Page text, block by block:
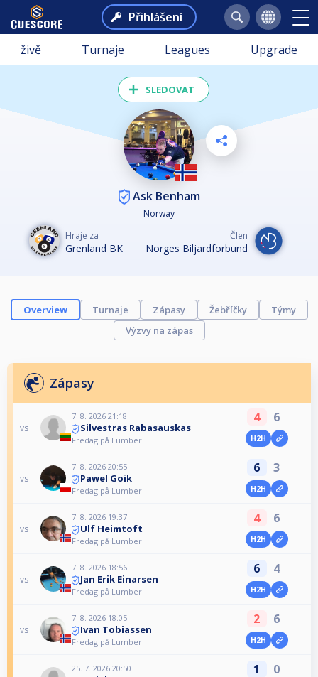
Přihlášení
živě Turnaje Leagues Upgrade
SLEDOVAT
Ask Benham
Norway
Hraje za
Grenland BK
Člen
Norges Biljardforbund
Overview Turnaje Zápasy Žebříčky
Týmy
Výzvy na zápas
Zápasy
vs
7. 8. 2026 21:18
Silvestras Rabasauskas
Fredag på Lumber
4 6
H2H
vs
7. 8. 2026 20:55
Pawel Goik
Fredag på Lumber
6 3
H2H
vs
7. 8. 2026 19:37
Ulf Heimtoft
Fredag på Lumber
4 6
H2H
vs
7. 8. 2026 18:56
Jan Erik Einarsen
Fredag på Lumber
6 4
H2H
vs
7. 8. 2026 18:05
Ivan Tobiassen
Fredag på Lumber
2 6
H2H
25. 7. 2026 20:50 1 0